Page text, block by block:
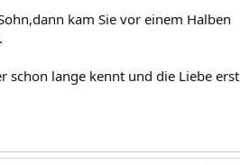
kam Sie vor einem Halben
schon lange kennt und die Liebe erst